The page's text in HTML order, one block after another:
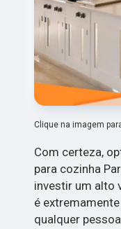
Clique na imagem
Com certeza,
para cozinha
investir um alto
é
qualquer